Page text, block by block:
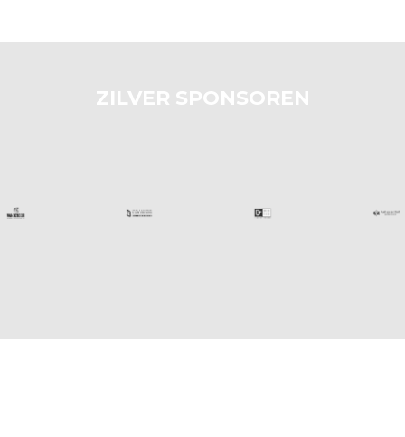
ZILVER SPONSOREN